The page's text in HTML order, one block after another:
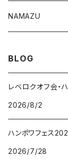
ディープスワイパー
FishLABO
TAKEDA CRAFT
NAMAZU
BLOG
レベロクオフ会・
2026/8/2
ハンポワフェス
2026/7/28